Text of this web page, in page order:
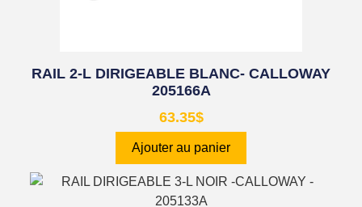
RAIL 2-L DIRIGEABLE BLANC- CALLOWAY
205166A
63.35$
Ajouter au panier